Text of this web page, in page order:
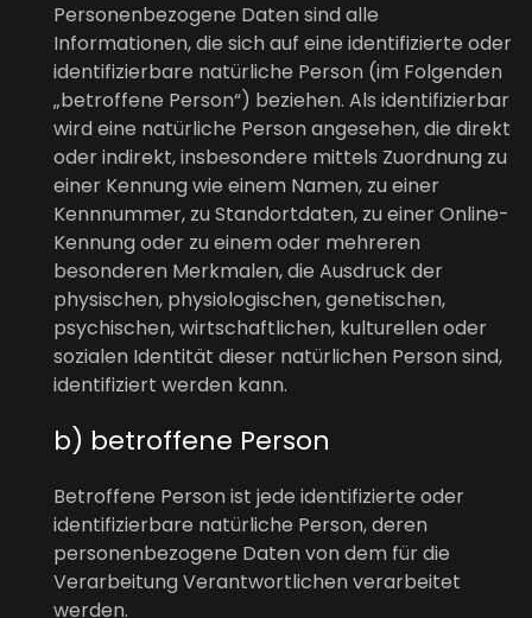
Personenbezogene Daten sind alle
Informationen, die sich auf eine identifizierte oder
identifizierbare natürliche Person (im Folgenden
„betroffene Person“) beziehen. Als identifizierbar
wird eine natürliche Person angesehen, die direkt
oder indirekt, insbesondere mittels Zuordnung zu
einer Kennung wie einem Namen, zu einer
Kennnummer, zu Standortdaten, zu einer Online-
Kennung oder zu einem oder mehreren
besonderen Merkmalen, die Ausdruck der
physischen, physiologischen, genetischen,
psychischen, wirtschaftlichen, kulturellen oder
sozialen Identität dieser natürlichen Person sind,
identifiziert werden kann.
b) betroffene Person
Betroffene Person ist jede identifizierte oder
identifizierbare natürliche Person, deren
personenbezogene Daten von dem für die
Verarbeitung Verantwortlichen verarbeitet
werden.